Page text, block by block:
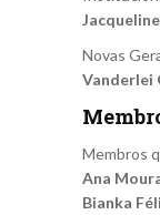
Novas
Vanderlei
Membros
Ana
Bianka